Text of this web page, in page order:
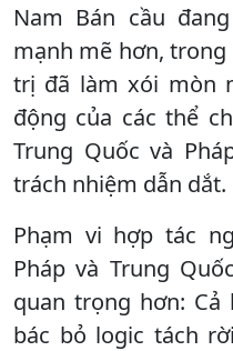
Nam Bán cầu
mạnh mẽ hơn,
trị đã làm xói mòn
động của các thể
Trung Quốc và
trách nhiệm dẫn dắt.
Phạm vi hợp tác
Pháp và Trung
quan trọng hơn:
bác bỏ logic tách